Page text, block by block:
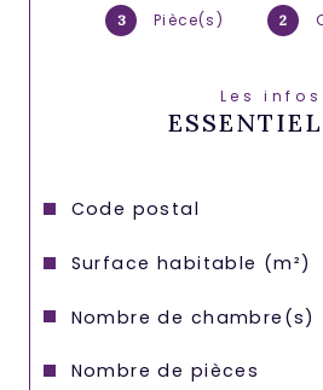
3 Pièce(s) 2
Les infos
Caractéristiques Valeurs
Code postal
Surface habitable (m²)
Nombre de chambre(s)
Nombre de pièces
Les informations sur les
ce bien est exposé sont